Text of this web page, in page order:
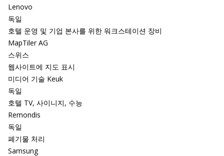
Lenovo
독일
호텔 운영 및 기업 본사를 위한 워크스테이션 장비
MapTiler AG
스위스
웹사이트에 지도 표시
미디어 기술 Keuk
독일
호텔 TV, 사이니지, 수능
Remondis
독일
폐기물 처리
Samsung